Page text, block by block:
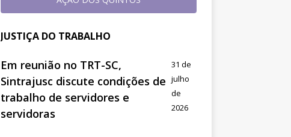
JUSTIÇA DO TRABALHO
Em reunião no TRT-SC,
Sintrajusc discute condições de
trabalho de servidores e
servidoras
31 de
julho
de
2026